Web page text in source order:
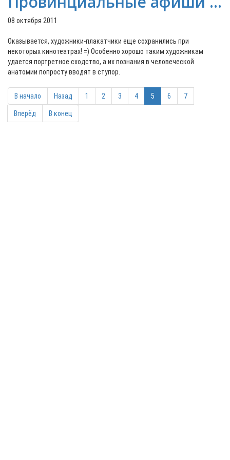
08 октября 2011
Оказывается, художники-плакатчики еще сохранились при
некоторых кинотеатрах! =) Особенно хорошо таким художникам
удается портретное сходство, а их познания в человеческой
анатомии попросту вводят в ступор.
В начало Назад 1 2 3 4 5 6 7
Вперёд В конец